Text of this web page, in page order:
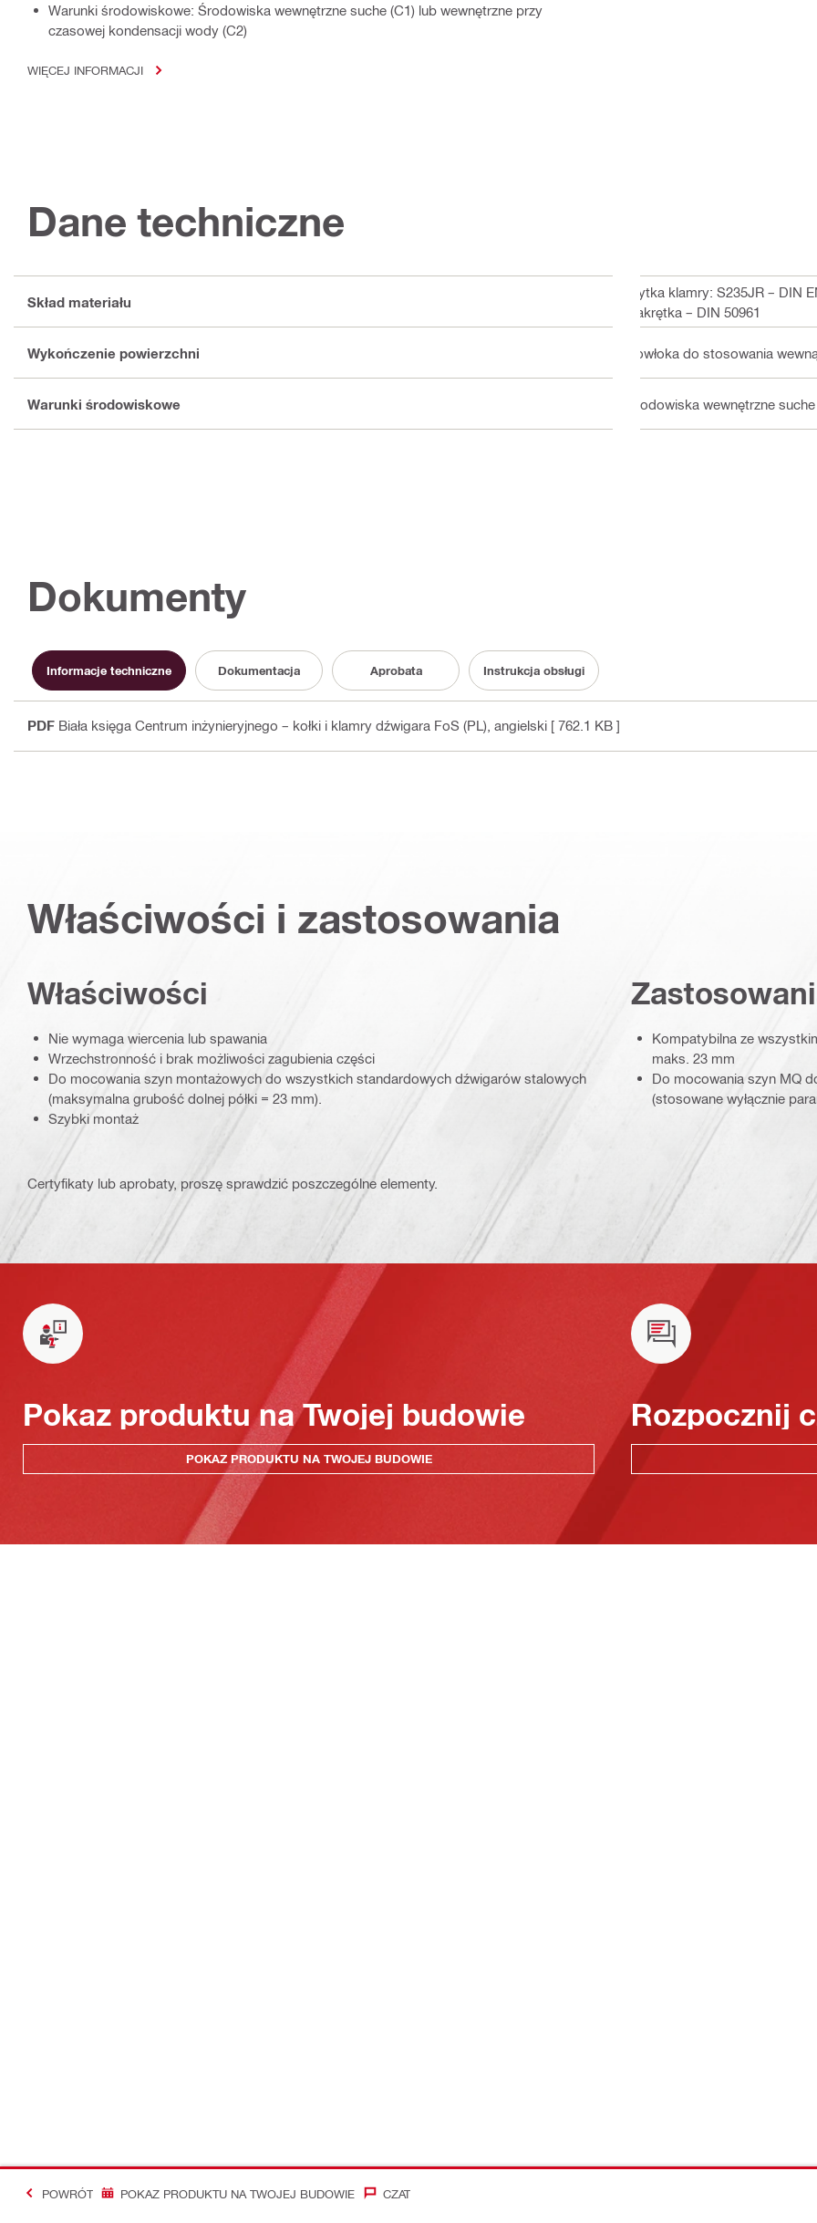
Warunki środowiskowe: Środowiska wewnętrzne suche (C1) lub wewnętrzne przy
czasowej kondensacji wody (C2)
WIĘCEJ INFORMACJI
Dane techniczne
Skład materiału
Płytka klamry: S235JR – DIN
Nakrętka – DIN 50961
Wykończenie powierzchni Powłoka do stosowania
Warunki środowiskowe Środowiska wewnętrzne
Dokumenty
Informacje techniczne Dokumentacja Aprobata Instrukcja obsługi
PDF Biała księga Centrum inżynieryjnego – kołki i klamry dźwigara FoS (PL) , angielski [ 762.1 KB ]
Właściwości i zastosowania
Właściwości
Nie wymaga wiercenia lub spawania
Wrzechstronność i brak możliwości zagubienia części
Do mocowania szyn montażowych do wszystkich standardowych dźwigarów stalowych
(maksymalna grubość dolnej półki = 23 mm).
Szybki montaż
Kompatybilna ze
maks. 23 mm
Do mocowania szyn MQ
(stosowane wyłącznie
Certyfikaty lub aprobaty, proszę sprawdzić poszczególne elementy.
Pokaz produktu na Twojej budowie
POKAZ PRODUKTU NA TWOJEJ BUDOWIE
Rozpocznij
POWRÓT POKAZ PRODUKTU NA TWOJEJ BUDOWIE CZAT